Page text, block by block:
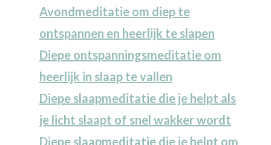
Avondmeditatie om diep te
ontspannen en heerlijk te slapen
Diepe ontspanningsmeditatie om
heerlijk in slaap te vallen
Diepe slaapmeditatie die je helpt als
je licht slaapt of snel wakker wordt
Diepe slaapmeditatie die je helpt om